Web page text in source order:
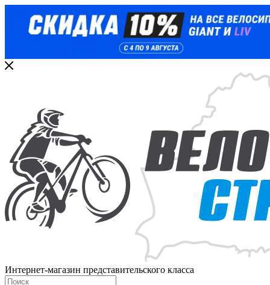
Интернет-магазин представительского класса